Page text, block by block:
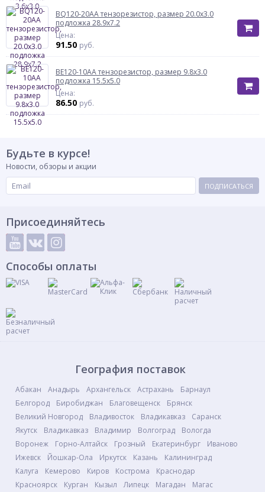
BQ120-20AA тензорезистор, размер 20.0х3.0
подложка 28.9х7.2
Цена:
91.50 руб.
BE120-10AA тензорезистор, размер 9.8х3.0
подложка 15.5х5.0
Цена:
86.50 руб.
Будьте в курсе!
Новости, обзоры и акции
ПОДПИСАТЬСЯ
Присоединяйтесь
Способы оплаты
География поставок
Абакан Анадырь Архангельск Астрахань
Барнаул
Белгород
Биробиджан Благовещенск
Брянск
Великий Новгород
Владивосток Владикавказ
Саранск
Якутск
Владикавказ Владимир Волгоград
Вологда
Воронеж
Горно-Алтайск Грозный Екатеринбург
Иваново
Ижевск
Йошкар-Ола Иркутск Казань
Калининград
Калуга
Кемерово Киров Кострома
Краснодар
Красноярск
Курган Кызыл Липецк Магадан Магас